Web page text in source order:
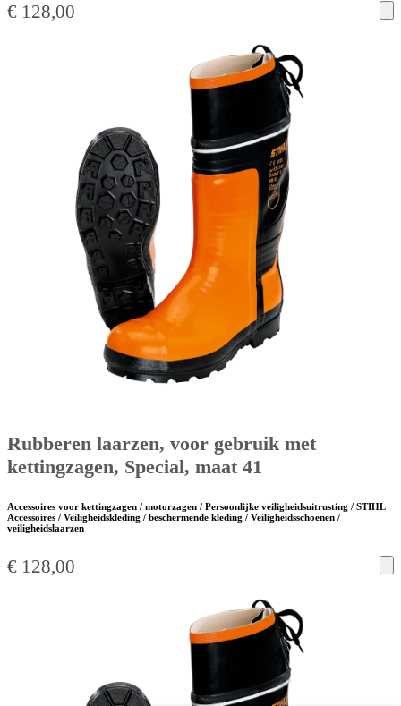
€ 128,00
Rubberen laarzen, voor gebruik met
kettingzagen, Special, maat 41
Accessoires voor kettingzagen / motorzagen / Persoonlijke veiligheidsuitrusting / STIHL
Accessoires / Veiligheidskleding / beschermende kleding / Veiligheidsschoenen /
veiligheidslaarzen
€ 128,00